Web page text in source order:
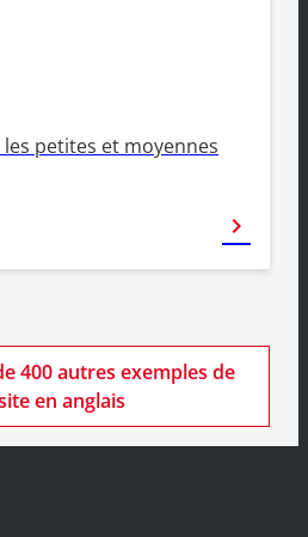
petites et moyennes
chevron_right
400 autres exemples de
en anglais